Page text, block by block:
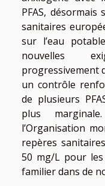
PFAS,
sanitaires
sur l’eau
nouvelles
progressivement
un contrôle
de plusieurs
plus
l’Organisation
repères
50 mg/L pour
familier dans de